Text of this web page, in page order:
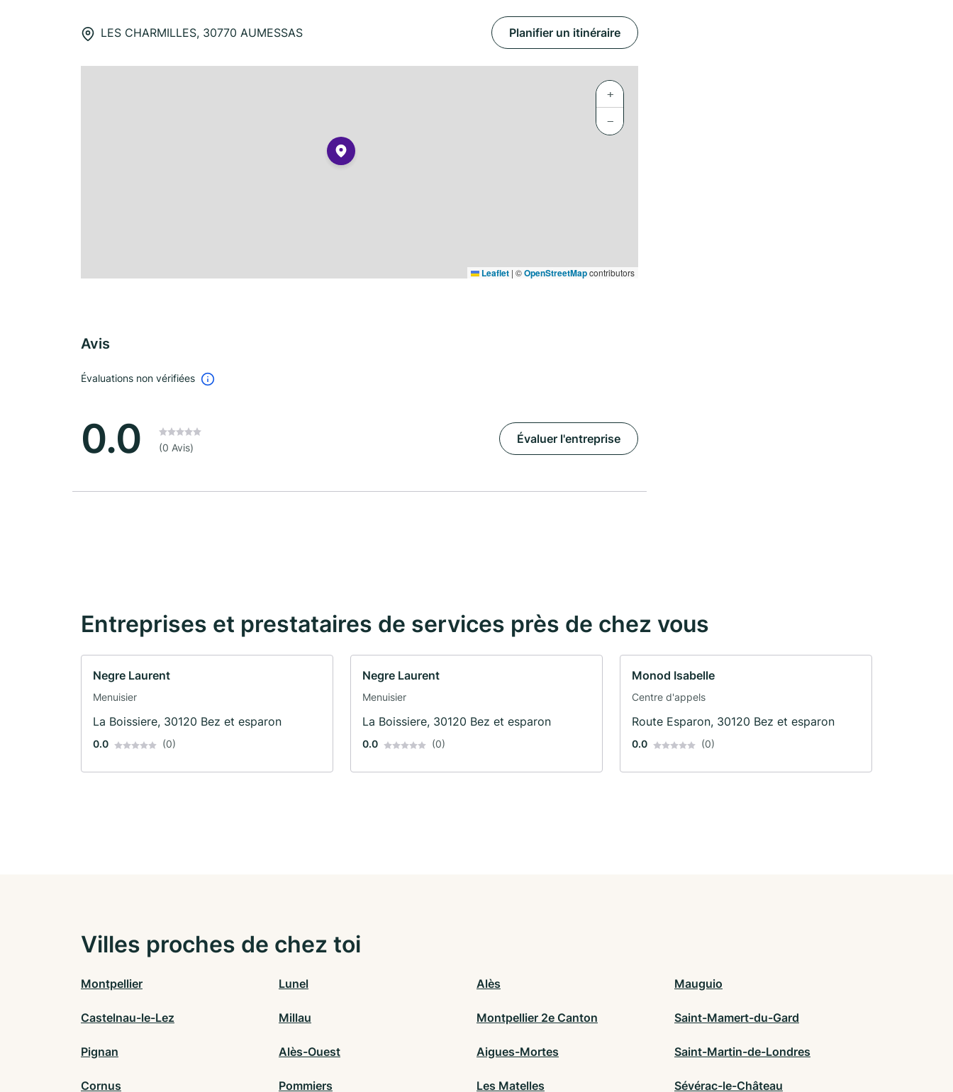
LES CHARMILLES, 30770 AUMESSAS Planifier un itinéraire
+
−
Leaflet | ©OpenStreetMapcontributors
Avis
Évaluations non vérifiées
0.0 (0 Avis)
Évaluer l'entreprise
Entreprises et prestataires de services près de chez vous
Negre Laurent
Menuisier
La Boissiere, 30120 Bez et esparon
0.0 (0)
Negre Laurent
Menuisier
La Boissiere, 30120 Bez et esparon
0.0 (0)
Monod Isabelle
Centre d'appels
Route Esparon, 30120 Bez et esparon
0.0 (0)
Villes proches de chez toi
Montpellier Lunel Alès Mauguio
Castelnau-le-Lez Millau Montpellier 2e Canton Saint-Mamert-du-Gard
Pignan Alès-Ouest Aigues-Mortes Saint-Martin-de-Londres
Cornus Pommiers Les Matelles Sévérac-le-Château